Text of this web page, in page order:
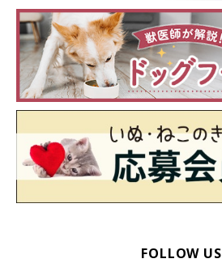
FOLLOW US